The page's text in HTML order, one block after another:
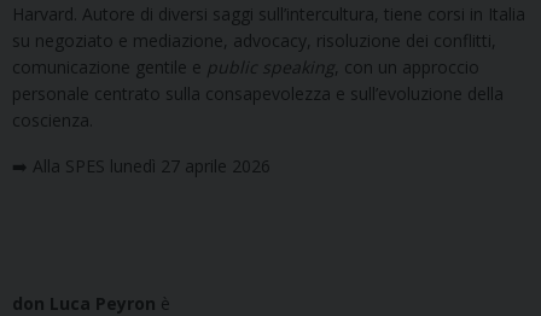
Harvard. Autore di diversi saggi sull’intercultura, tiene corsi in Italia
su negoziato e mediazione, advocacy, risoluzione dei conflitti,
comunicazione gentile e public speaking
, con un approccio
personale centrato sulla consapevolezza e sull’evoluzione della
coscienza.
➡️ Alla SPES lunedì 27 aprile 2026
don Luca Peyron è